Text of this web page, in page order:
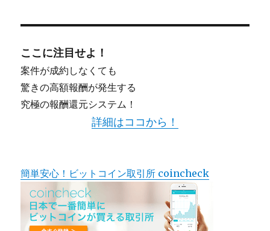
ン
ここに注目せよ！
案件が成約しなくても
驚きの高額報酬が発生する
究極の報酬還元システム！
詳細はココから！
簡単安心！ビットコイン取引所 coincheck